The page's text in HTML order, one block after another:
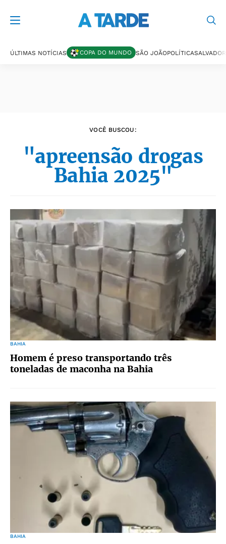
ÚLTIMAS NOTÍCIAS COPA DO MUNDO SÃO JOÃOPOLÍTICASALVADOR
VOCÊ BUSCOU:
"apreensão drogas
Bahia 2025"
BAHIA
Homem é preso transportando três
toneladas de maconha na Bahia
BAHIA